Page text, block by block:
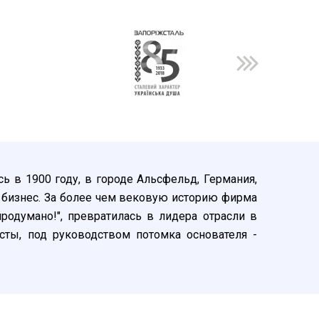
в 1900 году, в городе Альсфельд, Германия,
За более чем вековую историю фирма
превратилась в лидера отрасли в
под руководством потомка основателя -
традиции в сфере производства